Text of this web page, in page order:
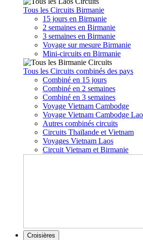
Tous les Circuits Birmanie
15 jours en Birmanie
2 semaines en Birmanie
3 semaines en Birmanie
Voyage sur mesure Birmanie
Mini-circuits en Birmanie
Tous les Circuits combinés des pays
Combiné en 15 jours
Combiné en 2 semaines
Combiné en 3 semaines
Voyage Vietnam Cambodge
Voyage Vietnam Cambodge
Autres combinés circuits
Circuits Thaïlande et Vietnam
Voyages Vietnam Laos
Circuit Vietnam et Birmanie
Croisières